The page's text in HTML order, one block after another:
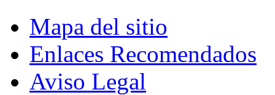
Mapa del sitio
Enlaces Recomendados
Aviso Legal